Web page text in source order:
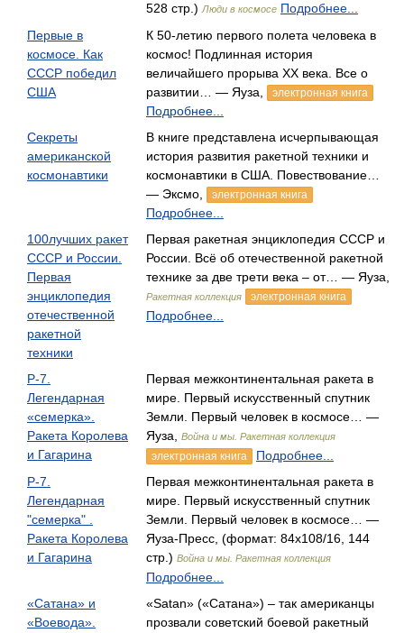
528 стр.) Люди в космосе Подробнее...
Первые в
космосе. Как
СССР победил
США
К 50-летию первого полета человека в
космос! Подлинная история
величайшего прорыва XX века. Все о
развитии… — Яуза,
электронная книга
Подробнее...
Секреты
американской
космонавтики
В книге представлена исчерпывающая
история развития ракетной техники и
космонавтики в США. Повествование…
— Эксмо,
электронная книга
Подробнее...
100лучших ракет
СССР и России.
Первая
энциклопедия
отечественной
ракетной
техники
Первая ракетная энциклопедия СССР и
России. Всё об отечественной ракетной
технике за две трети века – от… — Яуза,
Ракетная коллекция электронная книга
Подробнее...
Р-7.
Легендарная
«семерка».
Ракета Королева
и Гагарина
Первая межконтинентальная ракета в
мире. Первый искусственный спутник
Земли. Первый человек в космосе… —
Яуза,
Война и мы. Ракетная коллекция
электронная книга
Подробнее...
Р-7.
Легендарная
"семерка" .
Ракета Королева
и Гагарина
Первая межконтинентальная ракета в
мире. Первый искусственный спутник
Земли. Первый человек в космосе… —
Яуза-Пресс, (формат: 84x108/16, 144
стр.) Война и мы. Ракетная коллекция
Подробнее...
«Сатана» и
«Воевода».
«Satan» («Сатана») – так американцы
прозвали советский боевой ракетный